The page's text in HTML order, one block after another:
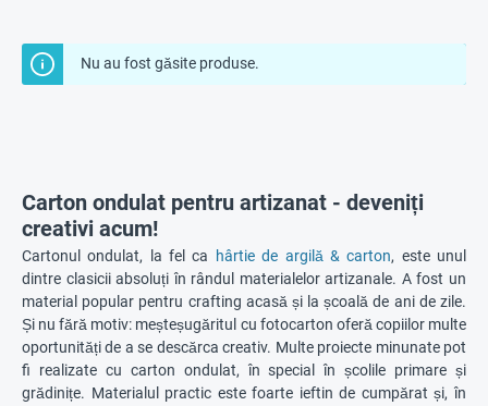
Nu au fost găsite produse.
Carton ondulat pentru artizanat - deveniți
creativi acum!
Cartonul ondulat, la fel ca hârtie de argilă & carton, este unul
dintre clasicii absoluți în rândul materialelor artizanale. A fost un
material popular pentru crafting acasă și la școală de ani de zile.
Și nu fără motiv: meșteșugăritul cu fotocarton oferă copiilor multe
oportunități de a se descărca creativ. Multe proiecte minunate pot
fi realizate cu carton ondulat, în special în școlile primare și
grădinițe. Materialul practic este foarte ieftin de cumpărat și, în